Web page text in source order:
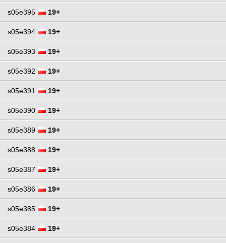
s05e395 19+
s05e394 19+
s05e393 19+
s05e392 19+
s05e391 19+
s05e390 19+
s05e389 19+
s05e388 19+
s05e387 19+
s05e386 19+
s05e385 19+
s05e384 19+